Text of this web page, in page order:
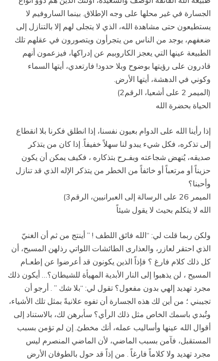
الجسارة في غير محلها على وجه الإطلاق. بينما الساروفيم لا
يستطيعون حتى مشاهدة الله، الذي لا يتجلى لهم إلا بالتنازل إلى
ضعفهم، يوجد من الناس من يتجرأون ويتصورون في عقلهم تلك
الطبيعة عينها التي يعجز الكاروبيم عن إدراكها، فيزعمون أنهم
قادرون على رؤيتها بوضوح وبلا حدود! فارتعدي، أيتها السماء
وكوني في الدهشة، أيتها الأرض.
(الميمر 2 على أشعيا، الرقم2)
الحياة بحضرة الله
إذا رأينا الله على الدوام بعيون نفسنا، إذا انطلق فكرنا بلا انقطاع
إلى تذكره، فكل شيء يبدو لنا سهلاً خفيفاً. إذا كان من يتذكر
صديقه، يُنهض شجاعته وبفـرح بتذكاره ، فكيف يمكن أن يكون
حزيناً أو مرتعباً أو خائفاً من الخطر من يتذكر الإله الذي قد تنازل
وأحبنا؟
الميمر 26 على الرسالة إلى العبرانيين، الرقم3)
الله لا يتكلم بحيث لا يقول شيئاً
ولكن ربما قلت لي: “الله فائق اللطف ! ” أينتج من ثم أن الغنيّ
الذي احتقر لعازر، والعذارى الطائشات اللواتي رذلهن المسيح، أن
كل ذلك كلام فارغ ؟ فإذاً الذين يكونون قد أعرضوا عن إطعـام
المسيح ، لن يذهبوا إلى النار الأبدية المهيأة للشيطان؟… أيكون ذلك
مجرد تهديد إلهي بدون مفعول؟ تقول لي: “بلا شك ” . أرجو أن
تجيبني ؛ من أين لك هذه الجسارة أن تفوه علانيةً بمثل تلك الأشياء،
وتُبدي باسمك الخاص مثل ذلك الرأي؟ سأبرهن لك، بالاستناد إلى
أقوال الله عينها وأساليب عمله، أنك مخطئ. إن لم تؤمن بسبب
المستقبل، فآمن بسبب الماضي، لأن الماضي المنصرم ليس
مجرد تهديد ولا كلاماً فارغاً . من إذاً قد حول بالطوفان الأرض